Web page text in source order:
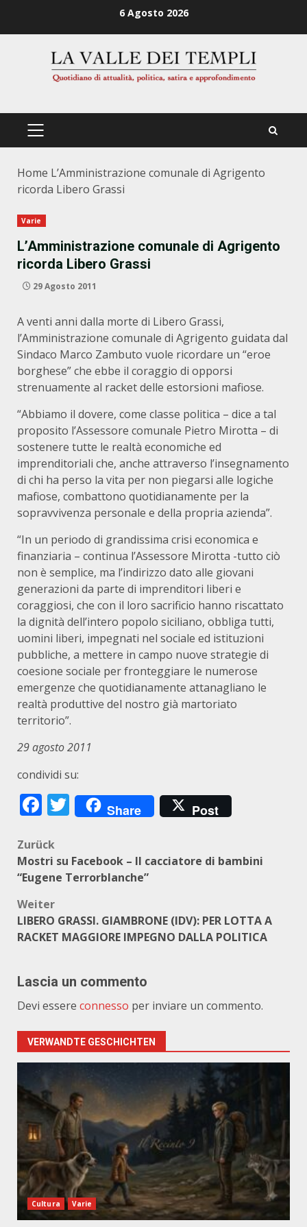
6 Agosto 2026
PRIMÄRES
Home L’Amministrazione comunale di Agrigento
ricorda Libero Grassi
Varie
L’Amministrazione comunale di Agrigento
ricorda Libero Grassi
29 Agosto 2011
A venti anni dalla morte di Libero Grassi,
l’Amministrazione comunale di Agrigento guidata dal
Sindaco Marco Zambuto vuole ricordare un “eroe
borghese” che ebbe il coraggio di opporsi
strenuamente al racket delle estorsioni mafiose.
“Abbiamo il dovere, come classe politica – dice a tal
proposito l’Assessore comunale Pietro Mirotta – di
sostenere tutte le realtà economiche ed
imprenditoriali che, anche attraverso l’insegnamento
di chi ha perso la vita per non piegarsi alle logiche
mafiose, combattono quotidianamente per la
sopravvivenza personale e della propria azienda”.
“In un periodo di grandissima crisi economica e
finanziaria – continua l’Assessore Mirotta -tutto ciò
non è semplice, ma l’indirizzo dato alle giovani
generazioni da parte di imprenditori liberi e
coraggiosi, che con il loro sacrificio hanno riscattato
la dignità dell’intero popolo siciliano, obbliga tutti,
uomini liberi, impegnati nel sociale ed istituzioni
pubbliche, a mettere in campo nuove strategie di
coesione sociale per fronteggiare le numerose
emergenze che quotidianamente attanagliano le
realtà produttive del nostro già martoriato
territorio”.
29 agosto 2011
condividi su:
Facebook
Twitter
Share Post
Beitragsnavigation
Zurück
Mostri su Facebook – Il cacciatore di bambini
“Eugene Terrorblanche”
Weiter
LIBERO GRASSI. GIAMBRONE (IDV): PER LOTTA A
RACKET MAGGIORE IMPEGNO DALLA POLITICA
Lascia un commento
Devi essere connesso per inviare un commento.
VERWANDTE GESCHICHTEN
Cultura Varie